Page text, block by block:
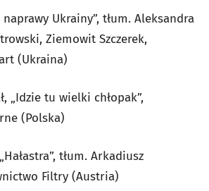
naprawy Ukrainy”, tłum. Aleksandra
Ziemowit Szczerek,
(Ukraina)
„Idzie tu wielki chłopak”,
(Polska)
tłum. Arkadiusz
Filtry (Austria)